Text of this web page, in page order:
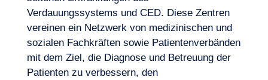
Verdauungssystems und CED. Diese Zentren
vereinen ein Netzwerk von medizinischen und
sozialen Fachkräften sowie Patientenverbänden
mit dem Ziel, die Diagnose und Betreuung der
Patienten zu verbessern, den